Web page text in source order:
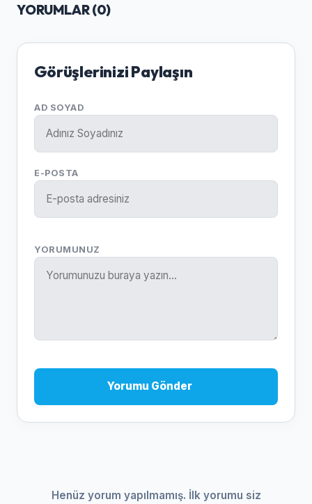
YORUMLAR (0)
Görüşlerinizi Paylaşın
AD SOYAD
E-POSTA
YORUMUNUZ
Yorumu Gönder
Henüz yorum yapılmamış. İlk yorumu siz